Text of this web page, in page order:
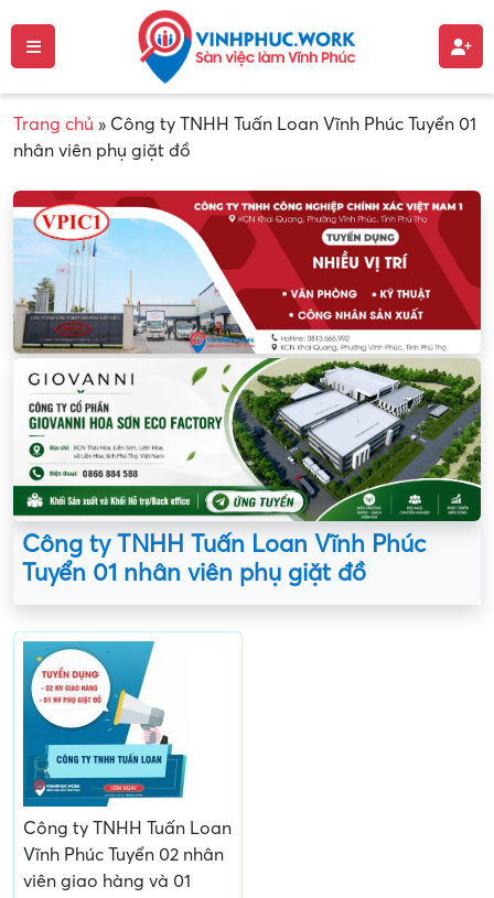
Trang chủ » Công ty TNHH Tuấn Loan Vĩnh Phúc Tuyển 01
nhân viên phụ giặt đồ
Công ty TNHH Tuấn Loan Vĩnh Phúc
Tuyển 01 nhân viên phụ giặt đồ
Công ty TNHH Tuấn Loan
Vĩnh Phúc Tuyển 02 nhân
viên giao hàng và 01